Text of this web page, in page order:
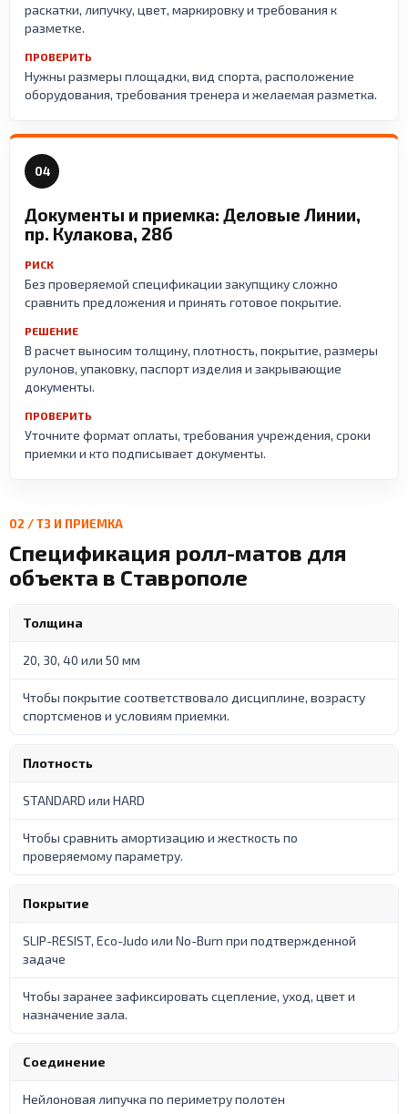
раскатки, липучку, цвет, маркировку и требования к
разметке.
ПРОВЕРИТЬ
Нужны размеры площадки, вид спорта, расположение
оборудования, требования тренера и желаемая разметка.
04
Документы и приемка: Деловые Линии,
пр. Кулакова, 28б
РИСК
Без проверяемой спецификации закупщику сложно
сравнить предложения и принять готовое покрытие.
РЕШЕНИЕ
В расчет выносим толщину, плотность, покрытие, размеры
рулонов, упаковку, паспорт изделия и закрывающие
документы.
ПРОВЕРИТЬ
Уточните формат оплаты, требования учреждения, сроки
приемки и кто подписывает документы.
02 / ТЗ И ПРИЕМКА
Спецификация ролл-матов для
объекта в Ставрополе
Толщина
20, 30, 40 или 50 мм
Чтобы покрытие соответствовало дисциплине, возрасту
спортсменов и условиям приемки.
Плотность
STANDARD или HARD
Чтобы сравнить амортизацию и жесткость по
проверяемому параметру.
Покрытие
SLIP-RESIST, Eco-Judo или No-Burn при подтвержденной
задаче
Чтобы заранее зафиксировать сцепление, уход, цвет и
назначение зала.
Соединение
Нейлоновая липучка по периметру полотен